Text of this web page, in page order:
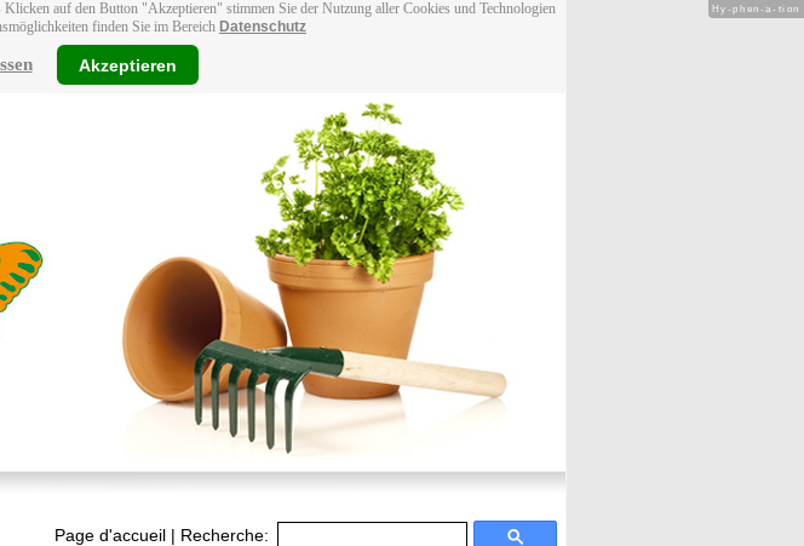
auf den Button "Akzeptieren" stimmen Sie der Nutzung aller Cookies und Technologien
finden Sie im Bereich Datenschutz
Akzeptieren
Page d'accueil | Recherche:
Hy-phen-a-tion